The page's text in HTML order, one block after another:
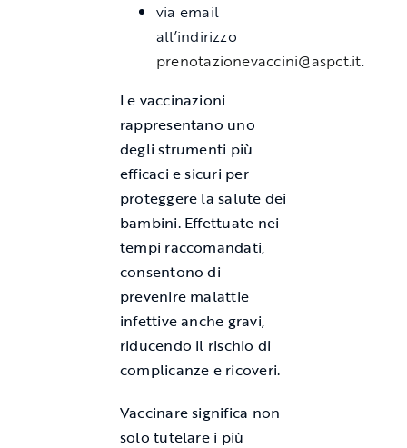
via email
all’indirizzo
prenotazionevaccini@aspct.it.
Le vaccinazioni
rappresentano uno
degli strumenti più
efficaci e sicuri per
proteggere la salute dei
bambini. Effettuate nei
tempi raccomandati,
consentono di
prevenire malattie
infettive anche gravi,
riducendo il rischio di
complicanze e ricoveri.
Vaccinare significa non
solo tutelare i più